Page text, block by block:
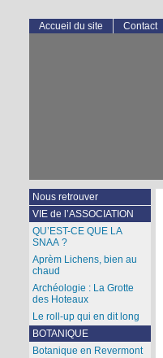
Accueil du site Contact
Nous retrouver
VIE de l’ASSOCIATION
QU’EST-CE QUE LA
SNAA ?
Aprèm Lichens, bien au
chaud
Archéologie : La Grotte
des Hoteaux
Le roll-up qui en dit long
BOTANIQUE
Botanique en Revermont